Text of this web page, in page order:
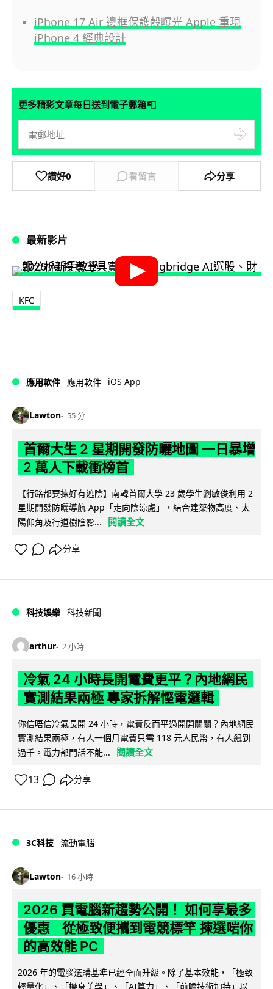
iPhone 17 Air 邊框保護殼曝光 Apple 重現
iPhone 4 經典設計
更多精彩文章每日送到電子郵箱📮
讚好0 看留言 分享
最新影片
KFC
應用軟件 應用軟件 iOS App
Lawton 55 分
首爾大生 2 星期開發防曬地圖 一日暴增
2 萬人下載衝榜首
【行路都要揀好有遮陰】南韓首爾大學 23 歲學生劉敏俊利用 2
星期開發防曬導航 App「走向陰涼處」，結合建築物高度、太
陽仰角及行道樹陰影...
閱讀全文
分享
科技娛樂 科技新聞
arthur 2 小時
冷氣 24 小時長開電費更平？內地網民
實測結果兩極 專家拆解慳電邏輯
你信唔信冷氣長開 24 小時，電費反而平過開開關關？內地網民
實測結果兩極，有人一個月電費只需 118 元人民幣，有人飆到
過千。電力部門話不能...
閱讀全文
13 分享
3C科技 流動電腦
Lawton 16 小時
2026 買電腦新趨勢公開！ 如何享最多
優惠 從極致便攜到電競標竿 揀選啱你
的高效能 PC
2026 年的電腦選購基準已經全面升級。除了基本效能，「極致
輕量化」、「機身美學」、「AI算力」、「前瞻技術加持」以